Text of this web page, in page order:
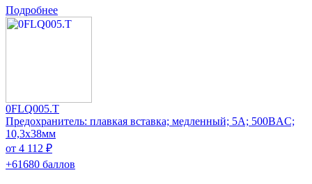
Подробнее
0FLQ005.T
Предохранитель: плавкая вставка; медленный; 5А; 500ВAC;
10,3x38мм
от 4 112 ₽
+61680 баллов